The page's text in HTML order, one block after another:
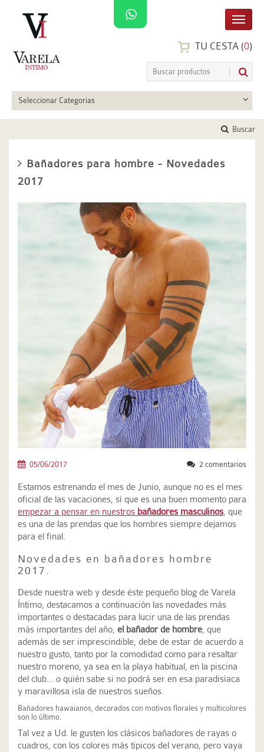
TU CESTA (0)
Seleccionar Categorias
Buscar
Bañadores para hombre - Novedades
2017
05/06/2017 2 comentarios
Estamos estrenando el mes de Junio, aunque no es el mes
oficial de las vacaciones, sí que es una buen momento para
empezar a pensar en nuestros bañadores masculinos, que
es una de las prendas que los hombres siempre dejamos
para el final.
Novedades en bañadores hombre
2017.
Desde nuestra web y desde éste pequeño blog de Varela
Íntimo, destacamos a continuación las novedades más
importantes o destacadas para lucir una de las prendas
más importantes del año, el bañador de hombre, que
además de ser imprescindible, debe de estar de acuerdo a
nuestro gusto, tanto por la comodidad como para resaltar
nuestro moreno, ya sea en la playa habitual, en la piscina
del club... o quién sabe si no podrá ser en esa paradisíaca
y maravillosa isla de nuestros sueños.
Bañadores hawaianos, decorados con motivos florales y multicolores
son lo último.
Tal vez a Ud. le gusten los clásicos bañadores de rayas o
cuadros, con los colores más típicos del verano, pero vaya